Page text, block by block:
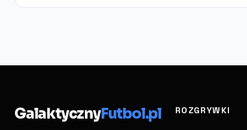
GalaktycznyFutbol.pl ROZGRYWKI